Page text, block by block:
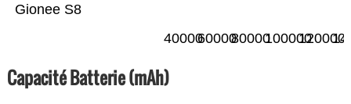
Gionee S8
400006000080000100000120000
Capacité Batterie (mAh)